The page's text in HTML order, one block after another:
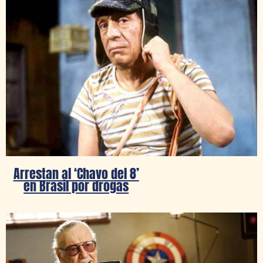
Arrestan al ‘Chavo del 8’
en Brasil por drogas